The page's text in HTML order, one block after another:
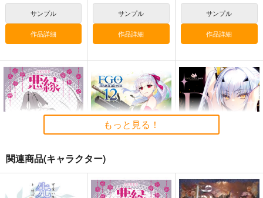
Owen
5,500円（税込）
Fate/Grand Order
巌窟王 エドモン・ダンテス
巌窟王 モンテ・クリスト
カート
787円（税込）
Fate/Grand Order
斎藤一
藤丸立香
く
んじゃめな本舗
605円（税込）
Fate/Grand Order
サンプル
作品詳細
サンプル
作品詳細
サンプル
作品詳細
悪縁
FGO Illustrations 12
ドバイフィックス
もっと見る！
関連商品(キャラクター)